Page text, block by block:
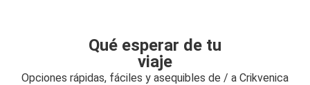
Qué esperar de tu
viaje
Opciones rápidas, fáciles y asequibles de / a Crikvenica